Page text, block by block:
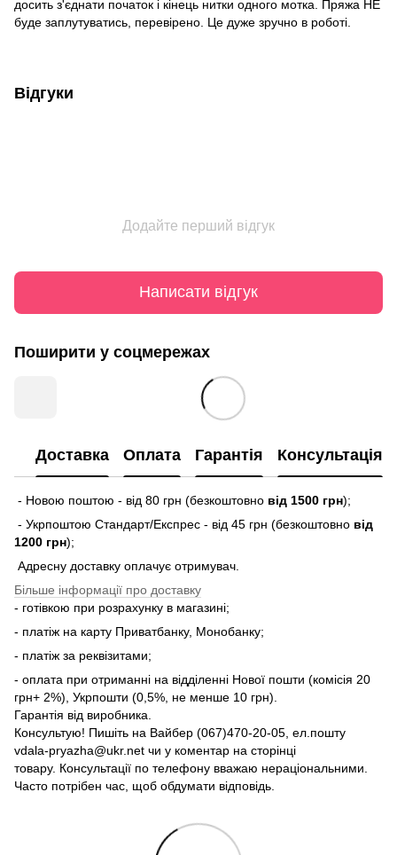
досить з'єднати початок і кінець нитки одного мотка. Пряжа НЕ
буде заплутуватись, перевірено. Це дуже зручно в роботі.
Відгуки
Додайте перший відгук
Написати відгук
Поширити у соцмережах
Доставка Оплата Гарантія Консультація
- Новою поштою - від 80 грн (безкоштовно від 1500 грн);
- Укрпоштою Стандарт/Експрес - від 45 грн (безкоштовно від
1200 грн);
Адресну доставку оплачує отримувач.
Більше інформації про доставку
- готівкою при розрахунку в магазині;
- платіж на карту Приватбанку, Монобанку;
- платіж за реквізитами;
- оплата при отриманні на відділенні Нової пошти (комісія 20
грн+ 2%), Укрпошти (0,5%, не менше 10 грн).
Гарантія від виробника.
Консультую! Пишіть на Вайбер (067)470-20-05, ел.пошту
vdala-pryazha@ukr.net чи у коментар на сторінці
товару. Консультації по телефону вважаю нераціональними.
Часто потрібен час, щоб обдумати відповідь.